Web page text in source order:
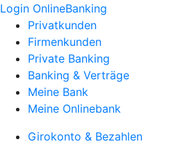
Login OnlineBanking
Privatkunden
Firmenkunden
Private Banking
Banking & Verträge
Meine Bank
Meine Onlinebank
Girokonto & Bezahlen